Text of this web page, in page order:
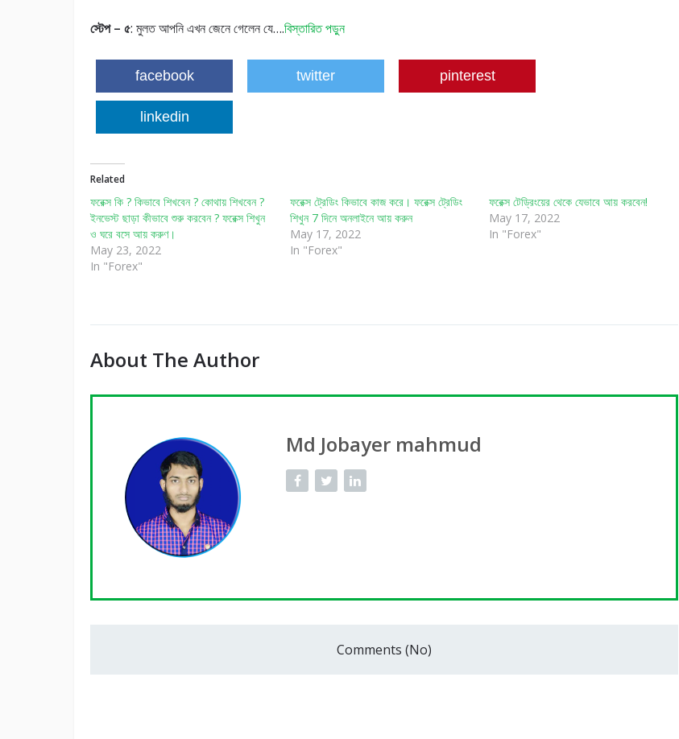
স্টেপ – ৫: মুলত আপনি এখন জেনে গেলেন যে….বিস্তারিত পড়ুন
facebook twitter pinterest
linkedin
Related
ফরেক্স কি ? কিভাবে শিখবেন ? কোথায় শিখবেন ?
ইনভেস্ট ছাড়া কীভাবে শুরু করবেন ? ফরেক্স শিখুন
ও ঘরে বসে আয় করুণ।
May 23, 2022
In "Forex"
ফরেক্স ট্রেডিং কিভাবে কাজ করে। ফরেক্স ট্রেডিং
শিখুন 7 দিনে অনলাইনে আয় করুন
May 17, 2022
In "Forex"
ফরেক্স টেড্রিংয়ের থেকে যেভাবে আয় করবেন!
May 17, 2022
In "Forex"
About The Author
Md Jobayer mahmud
Comments (No)